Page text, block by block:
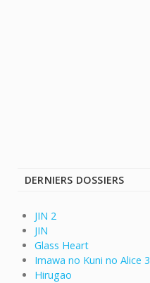
DERNIERS DOSSIERS
JIN 2
JIN
Glass Heart
Imawa no Kuni no Alice 3
Hirugao